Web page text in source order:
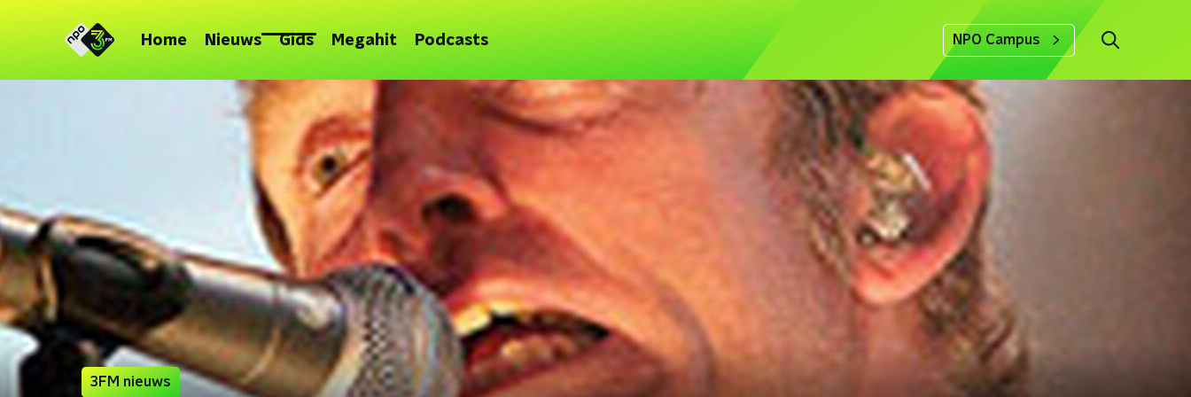
Home Nieuws Gids Megahit Podcasts NPO Campus
3FM nieuws